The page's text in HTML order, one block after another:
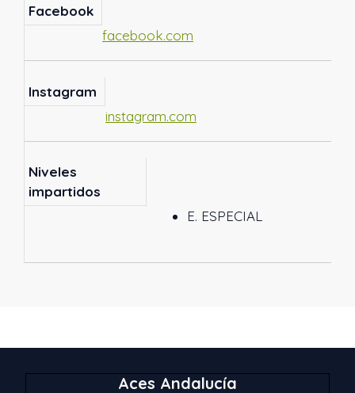
Facebook
facebook.com
Instagram
instagram.com
Niveles
impartidos
E. ESPECIAL
Aces Andalucía